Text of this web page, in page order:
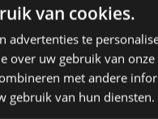
van cookies.
advertenties te
over uw gebruik van
met andere
gebruik van hun diensten.